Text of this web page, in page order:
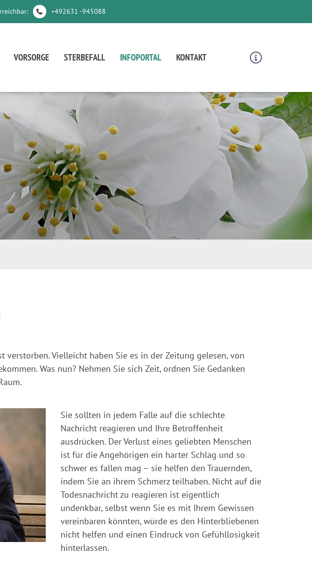
+492631 -945088
VORSORGE STERBEFALL INFOPORTAL KONTAKT
verstorben. Vielleicht haben Sie es in der Zeitung gelesen, von
Was nun? Nehmen Sie sich Zeit, ordnen Sie Gedanken
Sie sollten in jedem Falle auf die schlechte
Nachricht reagieren und Ihre Betroffenheit
ausdrücken. Der Verlust eines geliebten Menschen
ist für die Angehörigen ein harter Schlag und so
schwer es fallen mag – sie helfen den Trauernden,
indem Sie an ihrem Schmerz teilhaben. Nicht auf die
Todesnachricht zu reagieren ist eigentlich
undenkbar, selbst wenn Sie es mit Ihrem Gewissen
vereinbaren könnten, würde es den Hinterbliebenen
nicht helfen und einen Eindruck von Gefühllosigkeit
hinterlassen.